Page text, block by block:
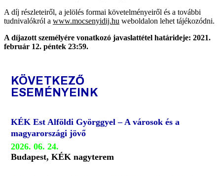
A díj részleteiről, a jelölés formai követelményeiről és a további
tudnivalókról a www.mocsenyidij.hu weboldalon lehet tájékozódni.
A díjazott személyére vonatkozó javaslattétel határideje: 2021.
február 12. péntek 23:59.
KÖVETKEZŐ
ESEMÉNYEINK
KÉK Est Alföldi Györggyel – A városok és a
magyarországi jövő
2026. 06. 24.
Budapest, KÉK nagyterem